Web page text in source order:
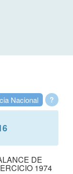
?
Nacional
DE
1974